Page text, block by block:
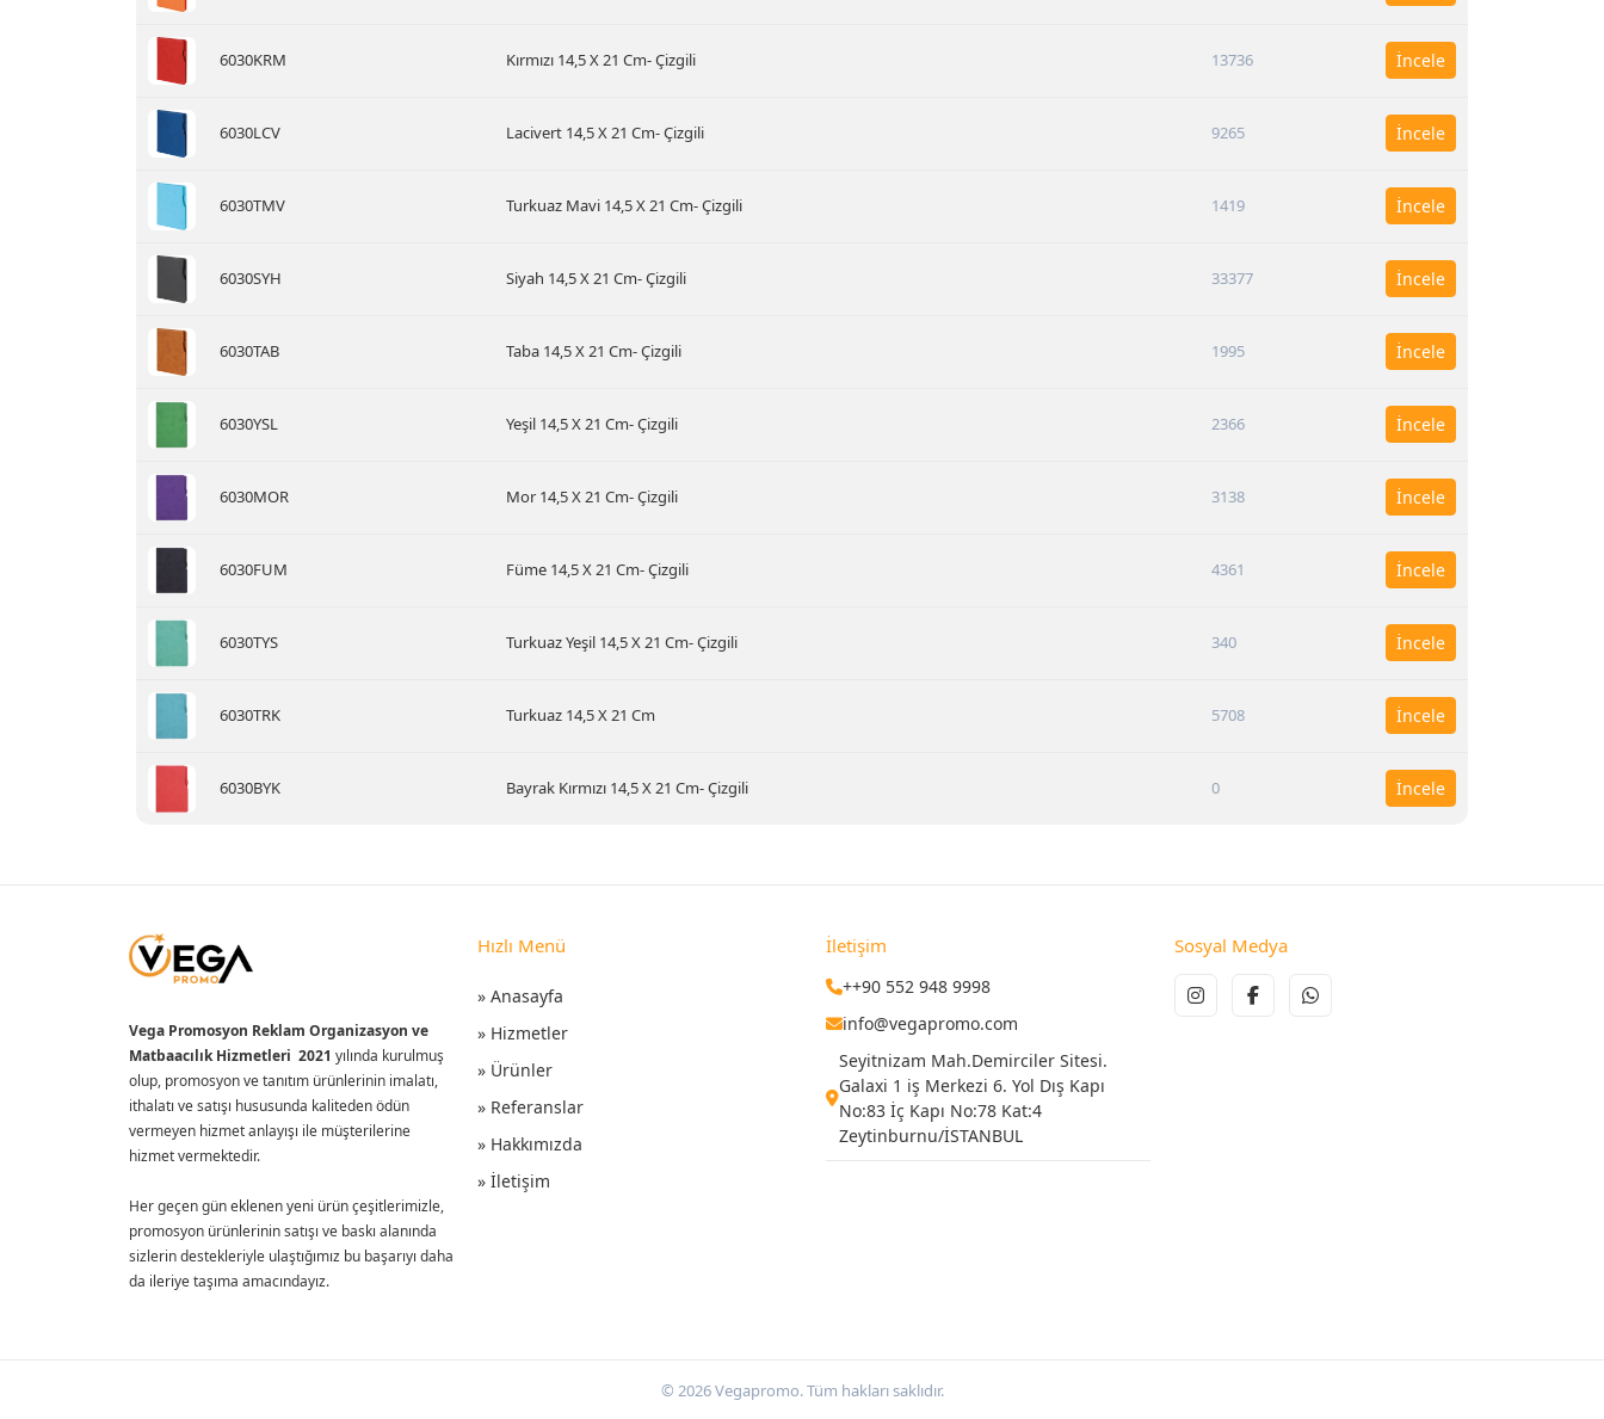
6030KRM Kırmızı 14,5 X 21 Cm- Çizgili 13736 İncele
6030LCV Lacivert 14,5 X 21 Cm- Çizgili 9265 İncele
6030TMV Turkuaz Mavi 14,5 X 21 Cm- Çizgili 1419 İncele
6030SYH Siyah 14,5 X 21 Cm- Çizgili 33377 İncele
6030TAB Taba 14,5 X 21 Cm- Çizgili 1995 İncele
6030YSL Yeşil 14,5 X 21 Cm- Çizgili 2366 İncele
6030MOR Mor 14,5 X 21 Cm- Çizgili 3138 İncele
6030FUM Füme 14,5 X 21 Cm- Çizgili 4361 İncele
6030TYS Turkuaz Yeşil 14,5 X 21 Cm- Çizgili 340 İncele
6030TRK Turkuaz 14,5 X 21 Cm 5708 İncele
6030BYK Bayrak Kırmızı 14,5 X 21 Cm- Çizgili 0 İncele
Vega Promosyon Reklam Organizasyon ve
Matbaacılık Hizmetleri 2021 yılında kurulmuş
olup, promosyon ve tanıtım ürünlerinin imalatı,
ithalatı ve satışı hususunda kaliteden ödün
vermeyen hizmet anlayışı ile müşterilerine
hizmet vermektedir.
Her geçen gün eklenen yeni ürün çeşitlerimizle,
promosyon ürünlerinin satışı ve baskı alanında
sizlerin destekleriyle ulaştığımız bu başarıyı daha
da ileriye taşıma amacındayız.
Hızlı Menü
» Anasayfa
» Hizmetler
» Ürünler
» Referanslar
» Hakkımızda
» İletişim
İletişim
++90 552 948 9998
info@vegapromo.com
Seyitnizam Mah.Demirciler Sitesi.
Galaxi 1 iş Merkezi 6. Yol Dış Kapı
No:83 İç Kapı No:78 Kat:4
Zeytinburnu/İSTANBUL
Sosyal Medya
© 2026 Vegapromo. Tüm hakları saklıdır.